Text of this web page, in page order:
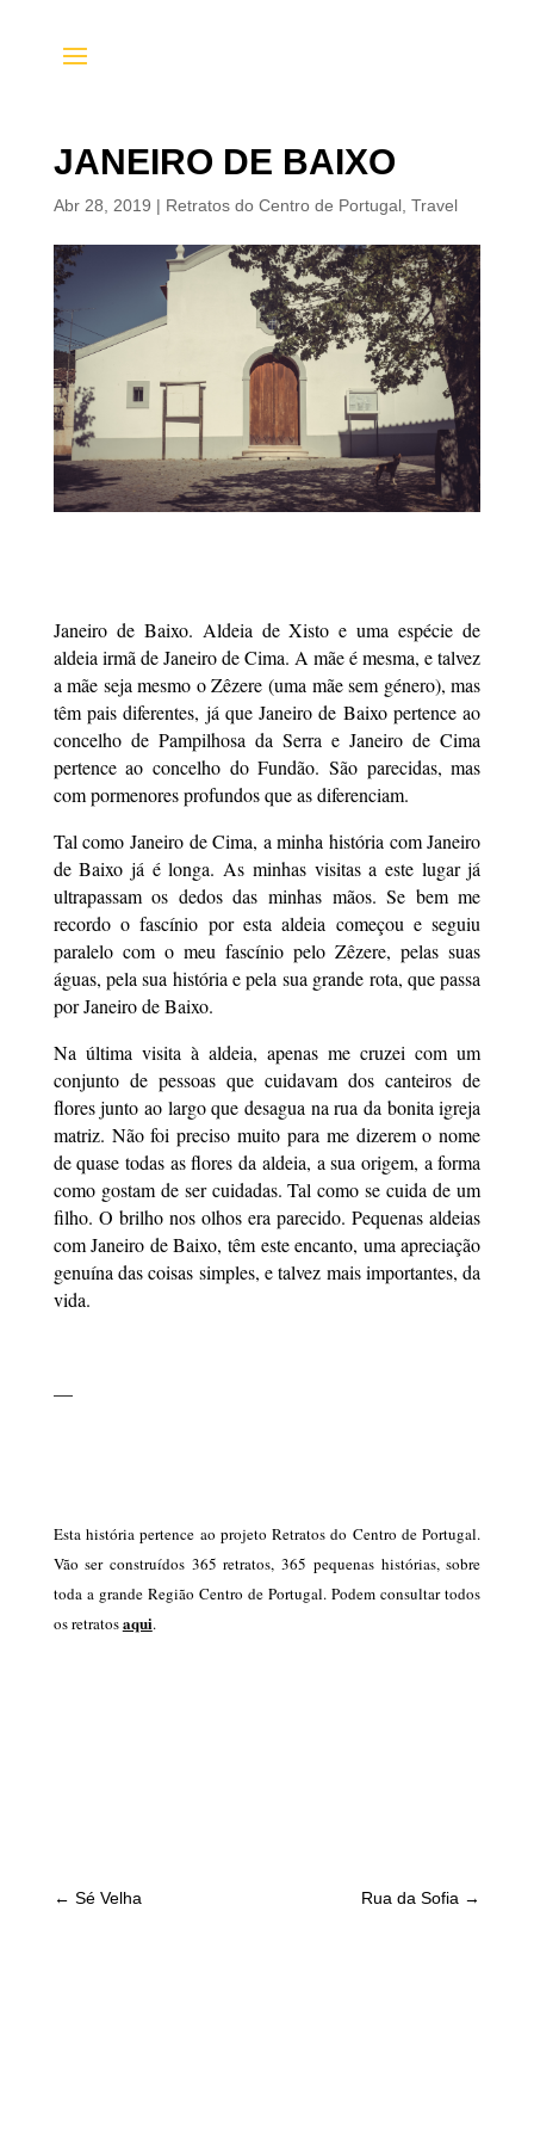
JANEIRO DE BAIXO
Abr 28, 2019 | Retratos do Centro de Portugal, Travel
Janeiro de Baixo. Aldeia de Xisto e uma espécie de
aldeia irmã de Janeiro de Cima. A mãe é mesma, e talvez
a mãe seja mesmo o Zêzere (uma mãe sem género), mas
têm pais diferentes, já que Janeiro de Baixo pertence ao
concelho de Pampilhosa da Serra e Janeiro de Cima
pertence ao concelho do Fundão. São parecidas, mas
com pormenores profundos que as diferenciam.
Tal como Janeiro de Cima, a minha história com Janeiro
de Baixo já é longa. As minhas visitas a este lugar já
ultrapassam os dedos das minhas mãos. Se bem me
recordo o fascínio por esta aldeia começou e seguiu
paralelo com o meu fascínio pelo Zêzere, pelas suas
águas, pela sua história e pela sua grande rota, que passa
por Janeiro de Baixo.
Na última visita à aldeia, apenas me cruzei com um
conjunto de pessoas que cuidavam dos canteiros de
flores junto ao largo que desagua na rua da bonita igreja
matriz. Não foi preciso muito para me dizerem o nome
de quase todas as flores da aldeia, a sua origem, a forma
como gostam de ser cuidadas. Tal como se cuida de um
filho. O brilho nos olhos era parecido. Pequenas aldeias
com Janeiro de Baixo, têm este encanto, uma apreciação
genuína das coisas simples, e talvez mais importantes, da
vida.
—
Esta história pertence ao projeto Retratos do Centro de Portugal.
Vão ser construídos 365 retratos, 365 pequenas histórias, sobre
toda a grande Região Centro de Portugal. Podem consultar todos
os retratosaqui.
← Sé Velha Rua da Sofia →